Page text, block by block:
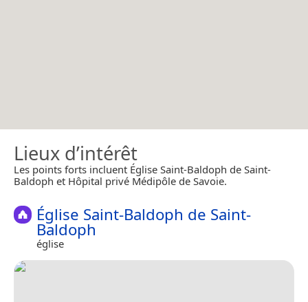
Lieux d’intérêt
Les points forts incluent Église Saint-Baldoph de Saint-
Baldoph et Hôpital privé Médipôle de Savoie.
Église Saint-Baldoph de Saint-
Baldoph
église